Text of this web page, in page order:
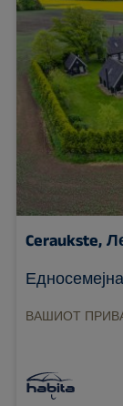
Ceraukste,
ВАШИОТ